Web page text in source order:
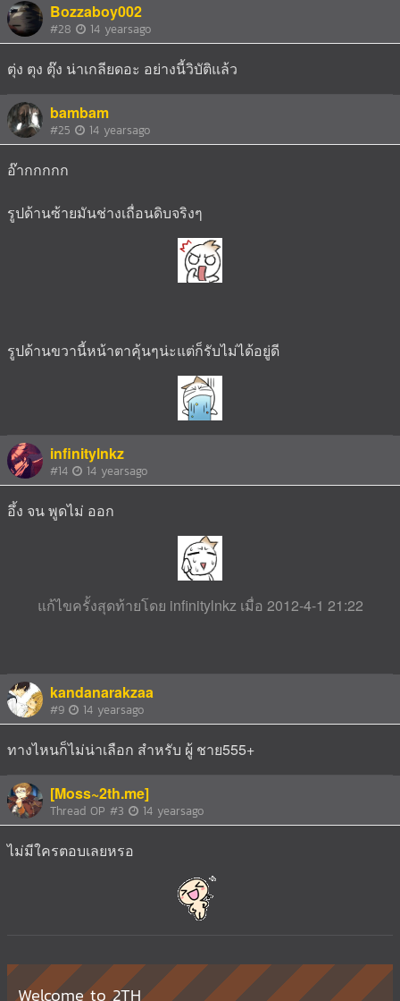
Bozzaboy002
#28 14 yearsago
ตุ่ง ตุง ตุ๊ง น่าเกลียดอะ อย่างนี้วิบัติแล้ว
bambam
#25 14 yearsago
อ๊ากกกกก
รูปด้านซ้ายมันช่างเถื่อนดิบจริงๆ
รูปด้านขวานี้หน้าตาคุ้นๆน่ะแต่ก็รับไม่ได้อยู่ดี
infinitylnkz
#14 14 yearsago
อึ้ง จน พูดไม่ ออก
แก้ไขครั้งสุดท้ายโดย infinitylnkz เมื่อ 2012-4-1 21:22
kandanarakzaa
#9 14 yearsago
ทางไหนก็ไม่น่าเลือก สำหรับ ผู้ ชาย555+
[Moss~2th.me]
Thread OP #3 14 yearsago
ไม่มีใครตอบเลยหรอ
Welcome to 2TH